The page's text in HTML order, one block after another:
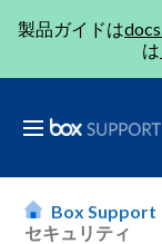
製品ガイドは
は
Box Support
セキュリティ